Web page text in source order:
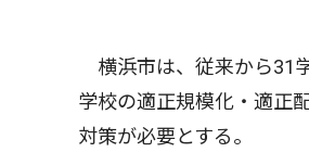
横浜市は、従来から31
学校の適正規模化・適正
対策が必要とする。